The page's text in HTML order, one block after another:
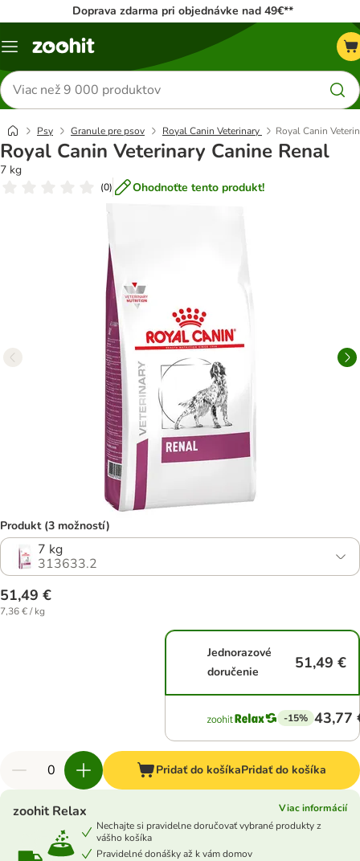
Doprava zdarma pri objednávke nad 49€**
Kategórie
Hľadať
produkty
Psy Granule pre psov Royal Canin Veterinary Royal Canin
Royal Canin Veterinary Canine Renal
7 kg
(0) Ohodnoťte tento produkt!
Produkt (3 možností)
7 kg
313633.2
51,49 €
7,36 € / kg
Jednorazové
doručenie
51,49 €
-15% 43,77
Pridať do košíkaPridať do košíka
zoohit Relax
Viac informácií
Nechajte si pravidelne doručovať vybrané produkty z
vášho košíka
Pravidelné donášky až k vám domov